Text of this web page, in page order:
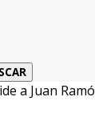
a Juan